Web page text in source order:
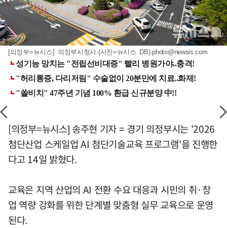
[의정부=뉴시스] 의정부시청사.(사진=뉴시스 DB).photo@newsis.com
[의정부=뉴시스] 송주현 기자 = 경기 의정부시는 '2026
첨단산업 스케일업 AI 첨단기술교육 프로그램'을 진행한
다고 14일 밝혔다.
교육은 지역 산업의 AI 전환 수요 대응과 시민의 취·창
업 역량 강화를 위한 단계별 맞춤형 실무 교육으로 운영
된다.